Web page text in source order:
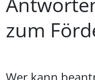
zum
Wer kann